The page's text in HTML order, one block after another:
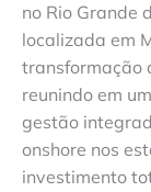
no Rio Grande
localizada em
transformação
reunindo em
gestão
onshore nos
investimento